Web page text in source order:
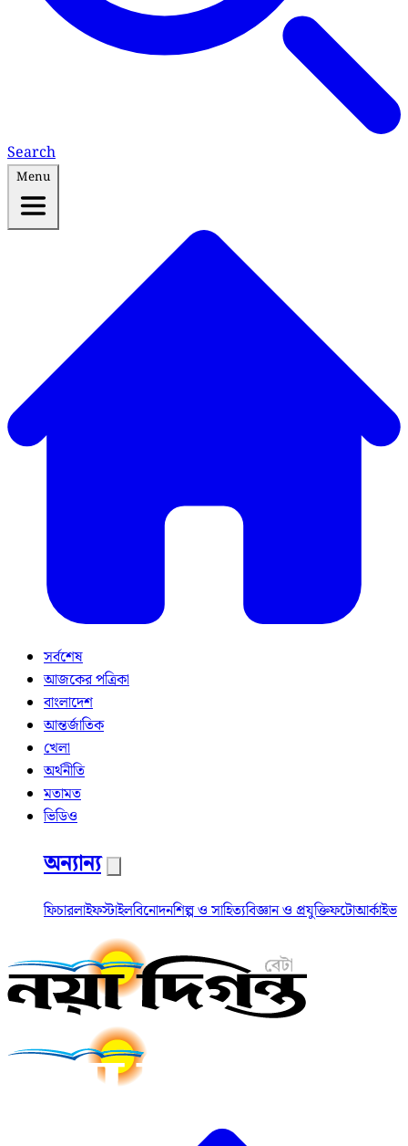
Search
Menu
সর্বশেষ
আজকের পত্রিকা
বাংলাদেশ
আন্তর্জাতিক
খেলা
অর্থনীতি
মতামত
ভিডিও
অন্যান্য
ফিচারলাইফস্টাইলবিনোদনশিল্প ও সাহিত্যবিজ্ঞান ও প্রযুক্তিফটোআর্কাইভ